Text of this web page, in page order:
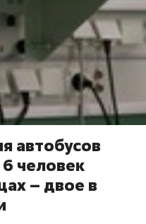
автобусов
человек
– двое в